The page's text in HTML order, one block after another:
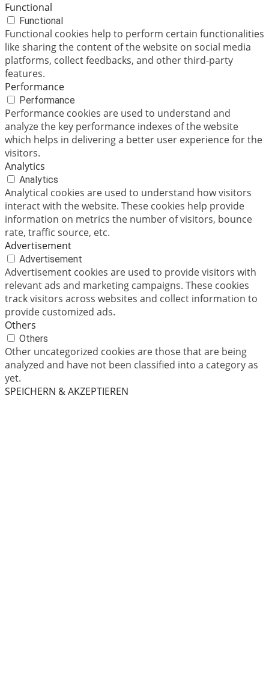
Functional
Functional
Functional cookies help to perform certain functionalities
like sharing the content of the website on social media
platforms, collect feedbacks, and other third-party
features.
Performance
Performance
Performance cookies are used to understand and
analyze the key performance indexes of the website
which helps in delivering a better user experience for the
visitors.
Analytics
Analytics
Analytical cookies are used to understand how visitors
interact with the website. These cookies help provide
information on metrics the number of visitors, bounce
rate, traffic source, etc.
Advertisement
Advertisement
Advertisement cookies are used to provide visitors with
relevant ads and marketing campaigns. These cookies
track visitors across websites and collect information to
provide customized ads.
Others
Others
Other uncategorized cookies are those that are being
analyzed and have not been classified into a category as
yet.
SPEICHERN & AKZEPTIEREN